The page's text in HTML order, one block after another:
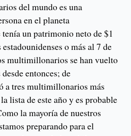
del mundo es una
en el planeta
un patrimonio neto de $1
o más al 7 de
multimillonarios se han vuelto
entonces; de
a tres multimillonarios más
lista de este año y es probable
la mayoría de nuestros
preparando para el